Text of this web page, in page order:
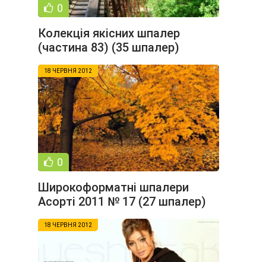
0
Колекція якісних шпалер
(частина 83) (35 шпалер)
18 ЧЕРВНЯ 2012
0
Широкоформатні шпалери
Асорті 2011 № 17 (27 шпалер)
18 ЧЕРВНЯ 2012